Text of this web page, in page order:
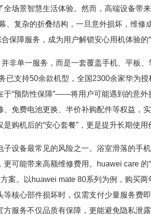
全场景智慧生活体验。然而，高端设备带
复杂的折叠结构，一旦意外损坏，维修
保障服务，成为用户解锁安心用机体验的
非单一服务，而是一套覆盖手机、平板
已支持50余款机型，全国2300余家华为
于“预防性保障”——将用户可能遇到的意
、免费电池更换、半价补购配件等权益，
是购机后的“安心套餐”，更是提升长期使
子设备最常见的风险之一。浴室滑落的
更可能带来高额维修费用。huawei care
案。以huawei mate 80系列为例，购买
等核心部件损坏时，仅需支付少量服务费
方服务不仅品质有保障，更能避免隐私泄